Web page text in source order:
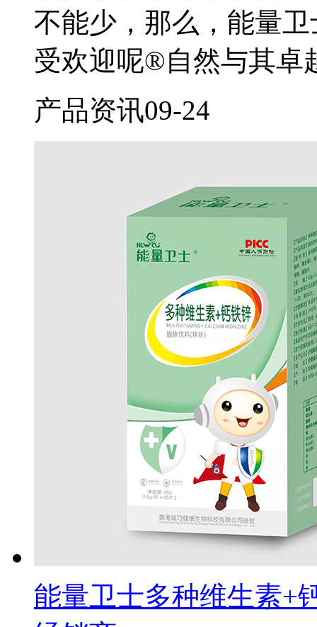
不能少，那么，能量
受欢迎呢®自然与其卓
产品资讯09-24
能量卫士多种维生素+